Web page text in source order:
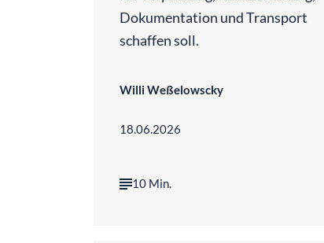
Dokumentation und Transport
schaffen soll.
Willi Weßelowscky
18.06.2026
10 Min.